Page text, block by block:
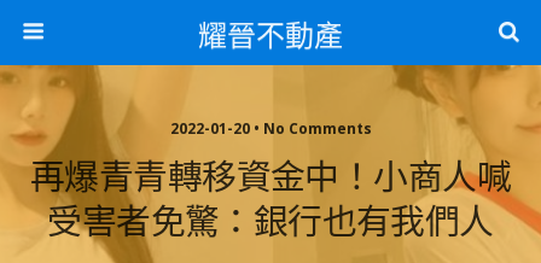
耀晉不動產
2022-01-20 • No Comments
再爆青青轉移資金中！小商人喊
受害者免驚：銀行也有我們人